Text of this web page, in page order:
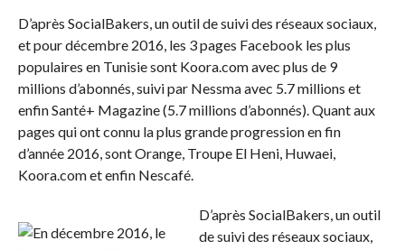
D’après SocialBakers, un outil de suivi des réseaux sociaux,
et pour décembre 2016, les 3 pages Facebook les plus
populaires en Tunisie sont Koora.com avec plus de 9
millions d’abonnés, suivi par Nessma avec 5.7 millions et
enfin Santé+ Magazine (5.7 millions d’abonnés). Quant aux
pages qui ont connu la plus grande progression en fin
d’année 2016, sont Orange, Troupe El Heni, Huwaei,
Koora.com et enfin Nescafé.
D’après SocialBakers, un outil
de suivi des réseaux sociaux,